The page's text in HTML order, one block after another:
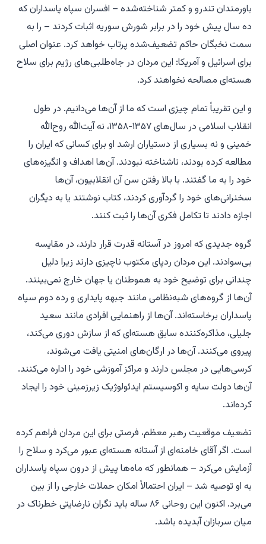
باورمندان تندرو و کمتر شناخته‌شده – افسران سپاه پاسداران که
ده سال پیش خود را در برابر شورش سوریه اثبات کردند – را به
سمت نخبگان حاکم تضعیف‌شده پرتاب خواهد کرد. عنوان اصلی
برای اسرائیل و آمریکا: این مردان در جاه‌طلبی‌های رژیم برای سلاح
هسته‌ای مصالحه نخواهند کرد.
و این تقریباً تمام چیزی است که ما از آن‌ها می‌دانیم. در طول
انقلاب اسلامی در سال‌های ۱۳۵۷-۱۳۵۸، نه آیت‌الله روح‌الله
خمینی و نه بسیاری از دستیاران ارشد او برای کسانی که ایران را
مطالعه کرده بودند، ناشناخته نبودند. آن‌ها اهداف و انگیزه‌های
خود را به ما گفتند. با بالا رفتن سن آن انقلابیون، آن‌ها
سخنرانی‌های خود را گردآوری کردند، کتاب نوشتند یا به دیگران
اجازه دادند تا تکامل فکری آن‌ها را ثبت کنند.
گروه جدیدی که امروز در آستانه قدرت قرار دارند، در مقایسه
بی‌سوادند. این مردان ردپای مکتوب ناچیزی دارند زیرا دلیل
چندانی برای توضیح خود به هموطنان یا جهان خارج نمی‌بینند.
آن‌ها از گروه‌های شبه‌نظامی مانند جبهه پایداری و رده دوم سپاه
پاسداران برخاسته‌اند. آن‌ها از راهنمایی افرادی مانند سعید
جلیلی، مذاکره‌کننده سابق هسته‌ای که از سازش دوری می‌کند،
پیروی می‌کنند. آن‌ها در ارگان‌های امنیتی یافت می‌شوند،
کرسی‌هایی در مجلس دارند و مراکز آموزشی خود را اداره می‌کنند.
آن‌ها دولت سایه و اکوسیستم ایدئولوژیک زیرزمینی خود را ایجاد
کرده‌اند.
تضعیف موقعیت رهبر معظم، فرصتی برای این مردان فراهم کرده
است. اگر آقای خامنه‌ای از آستانه هسته‌ای عبور می‌کرد و سلاح را
آزمایش می‌کرد – همانطور که ماه‌ها پیش از درون سپاه پاسداران
به او توصیه شد – ایران احتمالاً امکان حملات خارجی را از بین
می‌برد. اکنون این روحانی ۸۶ ساله باید نگران نارضایتی خطرناک در
میان سربازان آبدیده باشد.